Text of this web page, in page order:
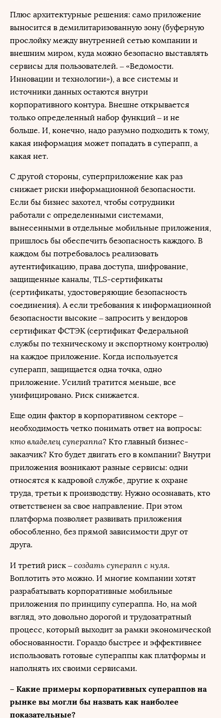
Плюс архитектурные решения: само приложение
выносится в демилитаризованную зону (буферную
прослойку между внутренней сетью компании и
внешним миром, куда можно безопасно выставлять
сервисы для пользователей. – «Ведомости.
Инновации и технологии»), а все системы и
источники данных остаются внутри
корпоративного контура. Внешне открывается
только определенный набор функций – и не
больше. И, конечно, надо разумно подходить к тому,
какая информация может попадать в суперапп, а
какая нет.
С другой стороны, суперприложение как раз
снижает риски информационной безопасности.
Если бы бизнес захотел, чтобы сотрудники
работали с определенными системами,
вынесенными в отдельные мобильные приложения,
пришлось бы обеспечить безопасность каждого. В
каждом бы потребовалось реализовать
аутентификацию, права доступа, шифрование,
защищенные каналы, TLS-сертификаты
(сертификаты, удостоверяющие безопасность
соединения). А если требования к информационной
безопасности высокие – запросить у вендоров
сертификат ФСТЭК (сертификат Федеральной
службы по техническому и экспортному контролю)
на каждое приложение. Когда используется
суперапп, защищается одна точка, одно
приложение. Усилий тратится меньше, все
унифицировано. Риск снижается.
Еще один фактор в корпоративном секторе –
необходимость четко понимать ответ на вопросы:
кто владелец супераппа? Кто главный бизнес-
заказчик? Кто будет двигать его в компании? Внутри
приложения возникают разные сервисы: одни
относятся к кадровой службе, другие к охране
труда, третьи к производству. Нужно осознавать, кто
ответственен за свое направление. При этом
платформа позволяет развивать приложения
обособленно, без прямой зависимости друг от
друга.
И третий риск – создать суперапп с нуля.
Воплотить это можно. И многие компании хотят
разрабатывать корпоративные мобильные
приложения по принципу супераппа. Но, на мой
взгляд, это довольно дорогой и трудозатратный
процесс, который выходит за рамки экономической
обоснованности. Гораздо быстрее и эффективнее
использовать готовые супераппы как платформы и
наполнять их своими сервисами.
– Какие примеры корпоративных супераппов на
рынке вы могли бы назвать как наиболее
показательные?